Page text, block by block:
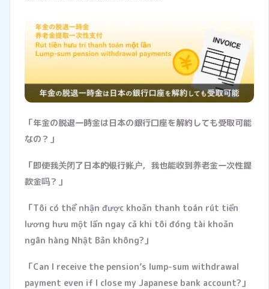
「年金の脱退一時金は日本の銀行口座を解約しても受取可能
なの？」
「即使我关闭了日本的银行账户，我也能收到养老金一次性提
款金吗？」
「Tôi có thể nhận được khoản thanh toán rút tiền
lương hưu một lần ngay cả khi tôi đóng tài khoản
ngân hàng Nhật Bản không?」
「Can I receive the pension’s lump-sum withdrawal
payment even if I close my Japanese bank account?」